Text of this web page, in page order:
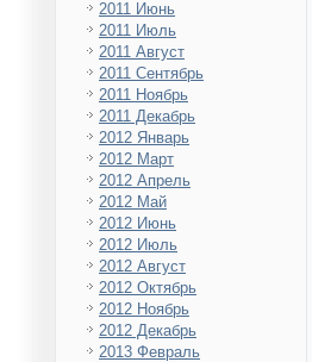
2011 Июнь
2011 Июль
2011 Август
2011 Сентябрь
2011 Ноябрь
2011 Декабрь
2012 Январь
2012 Март
2012 Апрель
2012 Май
2012 Июнь
2012 Июль
2012 Август
2012 Октябрь
2012 Ноябрь
2012 Декабрь
2013 Февраль